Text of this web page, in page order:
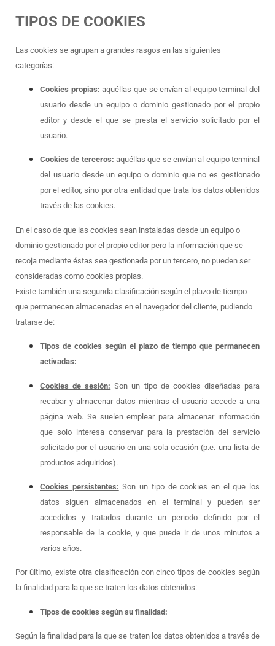
TIPOS DE COOKIES
Las cookies se agrupan a grandes rasgos en las siguientes
categorías:
Cookies propias: aquéllas que se envían al equipo terminal del
usuario desde un equipo o dominio gestionado por el propio
editor y desde el que se presta el servicio solicitado por el
usuario.
Cookies de terceros: aquéllas que se envían al equipo terminal
del usuario desde un equipo o dominio que no es gestionado
por el editor, sino por otra entidad que trata los datos obtenidos
través de las cookies.
En el caso de que las cookies sean instaladas desde un equipo o
dominio gestionado por el propio editor pero la información que se
recoja mediante éstas sea gestionada por un tercero, no pueden ser
consideradas como cookies propias.
Existe también una segunda clasificación según el plazo de tiempo
que permanecen almacenadas en el navegador del cliente, pudiendo
tratarse de:
Tipos de cookies según el plazo de tiempo que permanecen
activadas:
Cookies de sesión: Son un tipo de cookies diseñadas para
recabar y almacenar datos mientras el usuario accede a una
página web. Se suelen emplear para almacenar información
que solo interesa conservar para la prestación del servicio
solicitado por el usuario en una sola ocasión (p.e. una lista de
productos adquiridos).
Cookies persistentes: Son un tipo de cookies en el que los
datos siguen almacenados en el terminal y pueden ser
accedidos y tratados durante un periodo definido por el
responsable de la cookie, y que puede ir de unos minutos a
varios años.
Por último, existe otra clasificación con cinco tipos de cookies según
la finalidad para la que se traten los datos obtenidos:
Tipos de cookies según su finalidad:
Según la finalidad para la que se traten los datos obtenidos a través de